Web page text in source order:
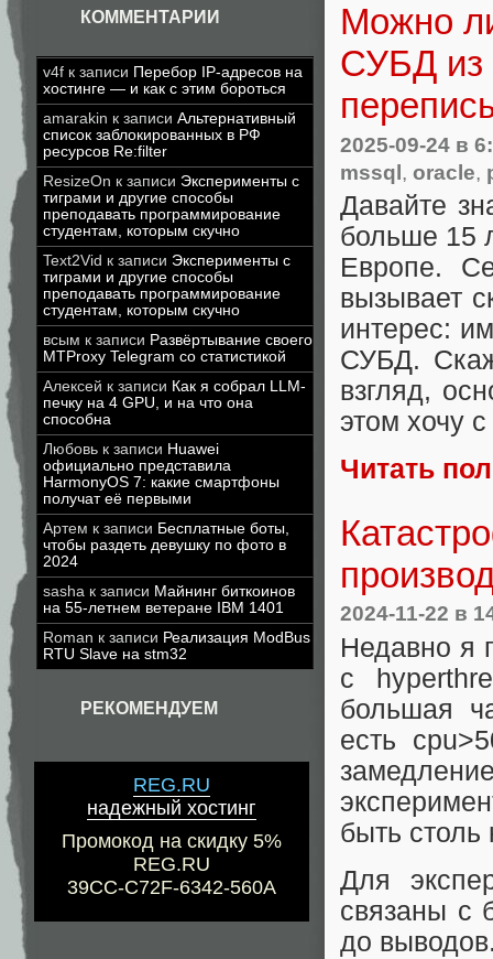
КОММЕНТАРИИ
v4f к записи Перебор IP-адресов на
хостинге — и как с этим бороться
amarakin к записи Альтернативный
список заблокированных в РФ
ресурсов Re:filter
ResizeOn к записи Эксперименты с
тиграми и другие способы
преподавать программирование
студентам, которым скучно
Text2Vid к записи Эксперименты с
тиграми и другие способы
преподавать программирование
студентам, которым скучно
всым к записи Развёртывание своего
MTProxy Telegram со статистикой
Алексей к записи Как я собрал LLM-
печку на 4 GPU, и на что она
способна
Любовь к записи Huawei
официально представила
HarmonyOS 7: какие смартфоны
получат её первыми
Артем к записи Бесплатные боты,
чтобы раздеть девушку по фото в
2024
sasha к записи Майнинг биткоинов
на 55-летнем ветеране IBM 1401
Roman к записи Реализация ModBus
RTU Slave на stm32
РЕКОМЕНДУЕМ
REG.RU
надежный хостинг
Промокод на скидку 5%
REG.RU
39CC-C72F-6342-560A
Можно
СУБД из
2025-09-24 в
mssql, oracle,
Давайте
больше 15
Европе.
вызывает
интерес:
СУБД.
взгляд,
этом хочу
Читать
2024-11-22 в
Недавно я
с
большая
есть
быть столь
Для
связаны с
до